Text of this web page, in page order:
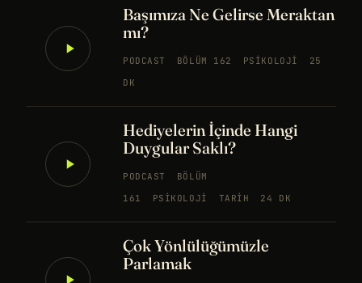
Başımıza Ne Gelirse Meraktan
mı?
PODCAST BÖLÜM 162 PSIKOLOJI
25
DK
Hediyelerin İçinde Hangi
Duygular Saklı?
PODCAST
BÖLÜM
161
PSIKOLOJI TARIH 24 DK
Çok Yönlülüğümüzle
Parlamak